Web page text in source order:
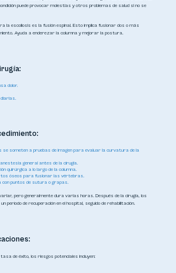
puede provocar molestias y otros problemas de salud si no se
la escoliosis es la fusión espinal. Esto implica fusionar dos o más
Ayuda a enderezar la columna y mejorar la postura.
dolor.
diarias.
se someten a pruebas de imagen para evaluar la curvatura de la
general antes de la cirugía.
quirúrgica a lo largo de la columna.
óseos para fusionar las vértebras.
con puntos de sutura o grapas.
pero generalmente dura varias horas. Después de la cirugía, los
período de recuperación en el hospital, seguido de rehabilitación.
de éxito, los riesgos potenciales incluyen: